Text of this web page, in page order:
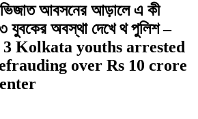
আবসনের আড়ালে এ কী
যুবকের অবস্থা দেখে থ পুলিশ –
3 Kolkata youths arrested
over Rs 10 crore